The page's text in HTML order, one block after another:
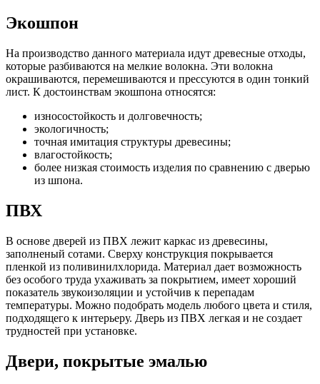
Экошпон
На производство данного материала идут древесные отходы,
которые разбиваются на мелкие волокна. Эти волокна
окрашиваются, перемешиваются и прессуются в один тонкий
лист. К достоинствам экошпона относятся:
износостойкость и долговечность;
экологичность;
точная имитация структуры древесины;
влагостойкость;
более низкая стоимость изделия по сравнению с дверью
из шпона.
ПВХ
В основе дверей из ПВХ лежит каркас из древесины,
заполненый сотами. Сверху конструкция покрывается
пленкой из поливинилхлорида. Материал дает возможность
без особого труда ухаживать за покрытием, имеет хороший
показатель звукоизоляции и устойчив к перепадам
температуры. Можно подобрать модель любого цвета и стиля,
подходящего к интерьеру. Дверь из ПВХ легкая и не создает
трудностей при установке.
Двери, покрытые эмалью